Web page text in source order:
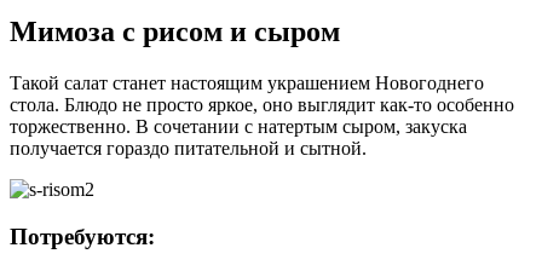
Мимоза с рисом и сыром
Такой салат станет настоящим украшением Новогоднего
стола. Блюдо не просто яркое, оно выглядит как-то особенно
торжественно. В сочетании с натертым сыром, закуска
получается гораздо питательной и сытной.
Потребуются: